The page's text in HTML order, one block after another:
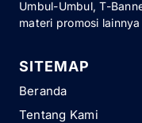
Umbul-Umbul, T-
materi promosi
SITEMAP
Beranda
Tentang Kami